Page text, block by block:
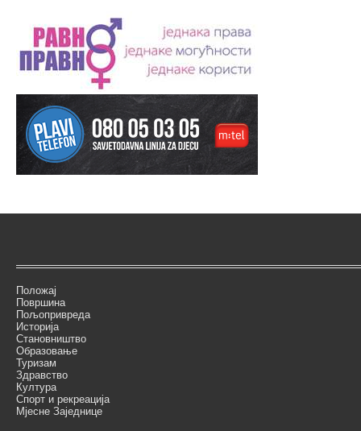
Положај
Површина
Пољопривреда
Историја
Становништво
Образовање
Туризам
Здравство
Култура
Спорт и рекреација
Мјесне Заједнице